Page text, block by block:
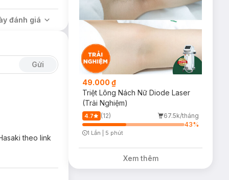
sâu, ngăn bít
đánh giá
Gửi
theo link
49.000 ₫
Triệt Lông Nách Nữ Diode Laser
(Trải Nghiệm)
4.7 (12)
67.5k/tháng
43%
Timer Gray Icon
1 Lần 5 phút
Xem thêm